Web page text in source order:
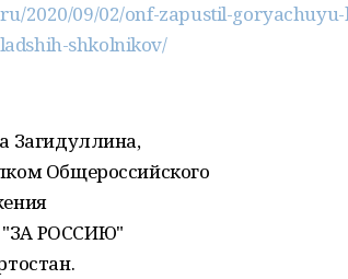
2020/09/02/onf-zapustil-
shkolnikov/
Загидуллина,
Общероссийского
РОССИЮ"